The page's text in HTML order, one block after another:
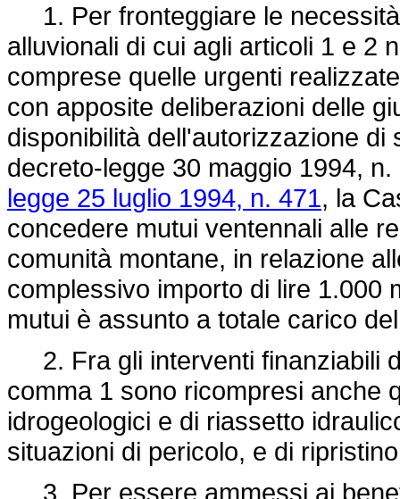
1. Per fronteggiare le
alluvionali di cui agli articoli 1 e 2
comprese quelle urgenti
con apposite deliberazioni delle
disponibilità dell'autorizzazione
decreto-legge 30 maggio 1994, n.
legge 25 luglio 1994, n. 471, la
concedere mutui ventennali alle
comunità montane, in relazione
complessivo importo di lire 1.000
mutui è assunto a totale carico
2. Fra gli interventi finanziabili
comma 1 sono ricompresi anche
idrogeologici e di riassetto
situazioni di pericolo, e di
3. Per essere ammessi ai